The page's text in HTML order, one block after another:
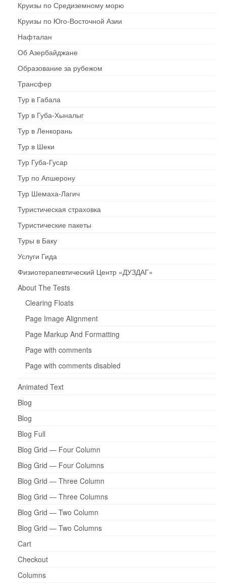
Круизы по Средиземному морю
Круизы по Юго-Восточной Азии
Нафталан
Об Азербайджане
Образование за рубежом
Трансфер
Тур в Габала
Тур в Губа-Хыналыг
Тур в Ленкорань
Тур в Шеки
Тур Губа-Гусар
Тур по Апшерону
Тур Шемаха-Лагич
Туристическая страховка
Туристические пакеты
Туры в Баку
Услуги Гида
Физиотерапевтический Центр «ДУЗДАГ»
About The Tests
Clearing Floats
Page Image Alignment
Page Markup And Formatting
Page with comments
Page with comments disabled
Animated Text
Blog
Blog
Blog Full
Blog Grid — Four Column
Blog Grid — Four Columns
Blog Grid — Three Column
Blog Grid — Three Columns
Blog Grid — Two Column
Blog Grid — Two Columns
Cart
Checkout
Columns